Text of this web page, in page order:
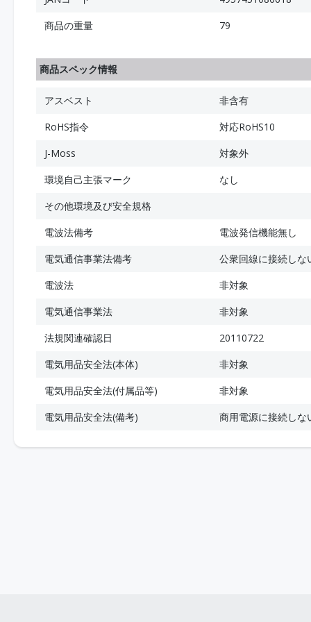
商品の重量
79
商品スペック情報
アスベスト
非含有
RoHS指令
対応RoHS10
J-Moss
対象外
環境自己主張マーク
なし
その他環境及び安全規格
電波法備考
電波発信機能無し
電気通信事業法備考
公衆回線に接続しな
電波法
非対象
電気通信事業法
非対象
法規関連確認日
20110722
電気用品安全法(本体)
非対象
電気用品安全法(付属品等)
非対象
電気用品安全法(備考)
商用電源に接続しな